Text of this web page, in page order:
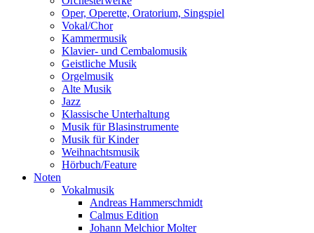
Oper, Operette, Oratorium, Singspiel
Vokal/Chor
Kammermusik
Klavier- und Cembalomusik
Geistliche Musik
Orgelmusik
Alte Musik
Jazz
Klassische Unterhaltung
Musik für Blasinstrumente
Musik für Kinder
Weihnachtsmusik
Hörbuch/Feature
Noten
Vokalmusik
Andreas Hammerschmidt
Calmus Edition
Johann Melchior Molter